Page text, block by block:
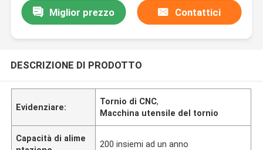
Miglior prezzo Contattici
DESCRIZIONE DI PRODOTTO
Evidenziare:
Tornio di CNC,
Macchina utensile del tornio
Capacità di alime
200 insiemi ad un anno